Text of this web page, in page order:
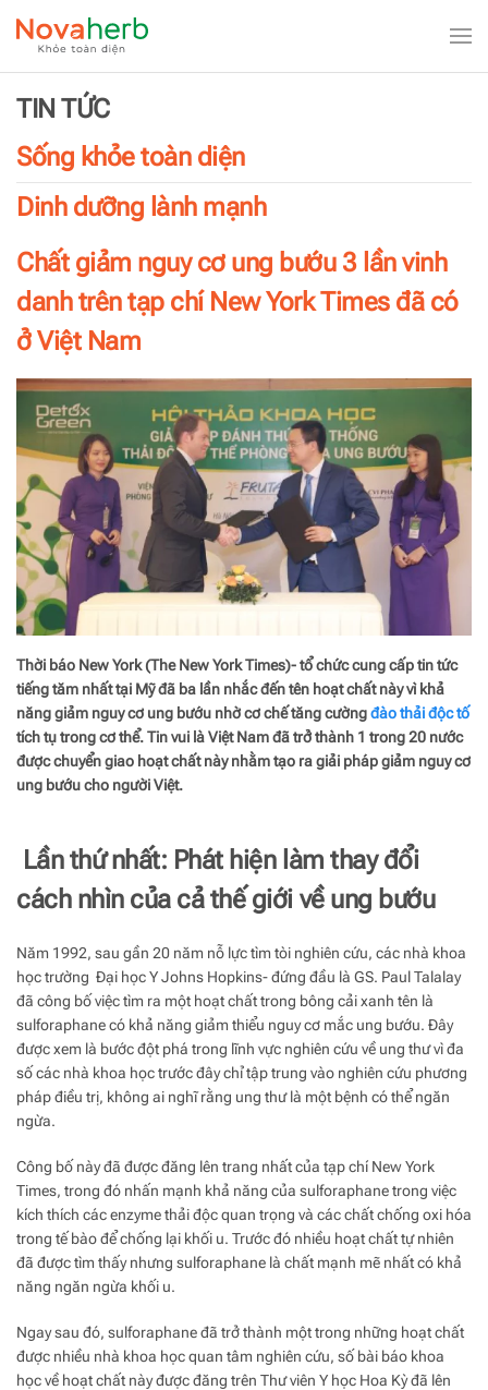
Skip to main content
TIN TỨC
Sống khỏe toàn diện
Dinh dưỡng lành mạnh
Chất giảm nguy cơ ung bướu 3 lần vinh
danh trên tạp chí New York Times đã có
ở Việt Nam
Thời báo New York (The New York Times)- tổ chức cung cấp tin tức
tiếng tăm nhất tại Mỹ đã ba lần nhắc đến tên hoạt chất này vì khả
năng giảm nguy cơ ung bướu nhờ cơ chế tăng cườngđào thải độc tố
tích tụ trong cơ thể. Tin vui là Việt Nam đã trở thành 1 trong 20 nước
được chuyển giao hoạt chất này nhằm tạo ra giải pháp giảm nguy cơ
ung bướu cho người Việt.
Lần thứ nhất: Phát hiện làm thay đổi
cách nhìn của cả thế giới về ung bướu
Năm 1992, sau gần 20 năm nỗ lực tìm tòi nghiên cứu, các nhà khoa
học trường Đại học Y Johns Hopkins- đứng đầu là GS. Paul Talalay
đã công bố việc tìm ra một hoạt chất trong bông cải xanh tên là
sulforaphane có khả năng giảm thiểu nguy cơ mắc ung bướu. Đây
được xem là bước đột phá trong lĩnh vực nghiên cứu về ung thư vì đa
số các nhà khoa học trước đây chỉ tập trung vào nghiên cứu phương
pháp điều trị, không ai nghĩ rằng ung thư là một bệnh có thể ngăn
ngừa.
Công bố này đã được đăng lên trang nhất của tạp chí New York
Times, trong đó nhấn mạnh khả năng của sulforaphane trong việc
kích thích các enzyme thải độc quan trọng và các chất chống oxi hóa
trong tế bào để chống lại khối u. Trước đó nhiều hoạt chất tự nhiên
đã được tìm thấy nhưng sulforaphane là chất mạnh mẽ nhất có khả
năng ngăn ngừa khối u.
Ngay sau đó, sulforaphane đã trở thành một trong những hoạt chất
được nhiều nhà khoa học quan tâm nghiên cứu, số bài báo khoa
học về hoạt chất này được đăng trên Thư viên Y học Hoa Kỳ đã lên